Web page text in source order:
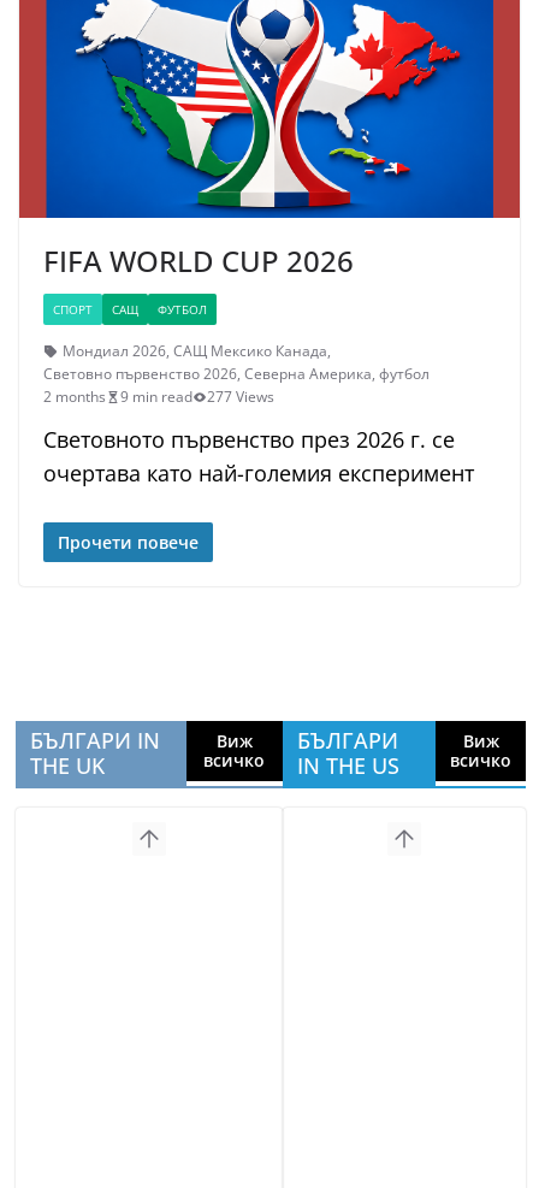
FIFA WORLD CUP 2026
СПОРТ САЩ ФУТБОЛ
Мондиал 2026, САЩ Мексико Канада,
Световно първенство 2026, Северна Америка, футбол
2 months
9 min read 277 Views
Световното първенство през 2026 г. се
очертава като най-големия експеримент
Прочети повече
БЪЛГАРИ IN
THE UK
Виж
всичко
БЪЛГАРИ
IN THE US
Виж
всичко